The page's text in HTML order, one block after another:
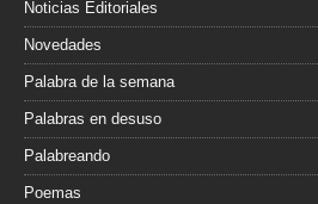
Noticias Editoriales
Novedades
Palabra de la semana
Palabras en desuso
Palabreando
Poemas